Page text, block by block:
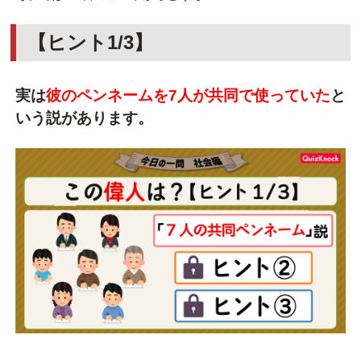
【ヒント1/3】
実は彼のペンネームを7人が共同で使っていたと
いう説があります。